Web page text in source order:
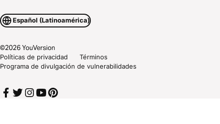
Español (Latinoamérica)
©2026YouVersion
Políticas de privacidad
Términos
Programa de divulgación de vulnerabilidades